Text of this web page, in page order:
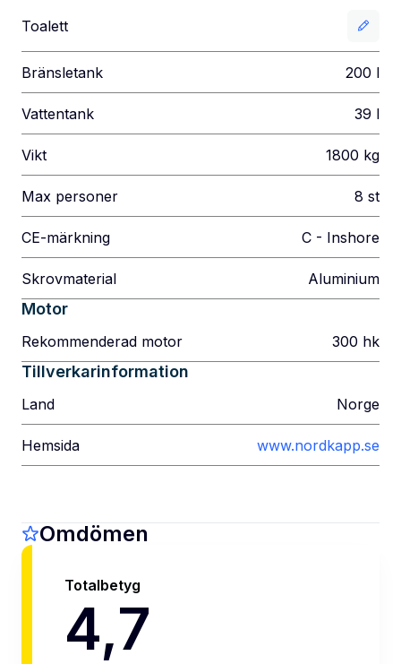
Toalett
Bränsletank 200 l
Vattentank 39 l
Vikt 1800 kg
Max personer 8 st
CE-märkning C - Inshore
Skrovmaterial Aluminium
Motor
Rekommenderad motor 300 hk
Tillverkarinformation
Land Norge
Hemsida www.nordkapp.se
Omdömen
Totalbetyg
4,7